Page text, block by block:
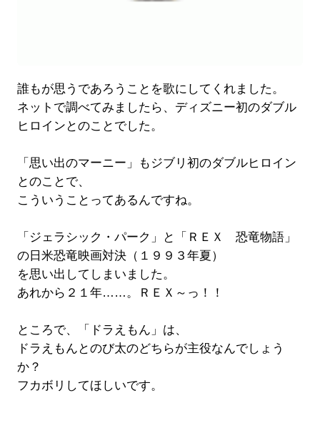
誰もが思うであろうことを歌にしてくれました。
ネットで調べてみましたら、ディズニー初のダブル
ヒロインとのことでした。
「思い出のマーニー」もジブリ初のダブルヒロイン
とのことで、
こういうことってあるんですね。
「ジェラシック・パーク」と「ＲＥＸ 恐竜物語」
の日米恐竜映画対決（１９９３年夏）
を思い出してしまいました。
あれから２１年……。ＲＥＸ～っ！！
ところで、「ドラえもん」は、
ドラえもんとのび太のどちらが主役なんでしょう
か？
フカボリしてほしいです。